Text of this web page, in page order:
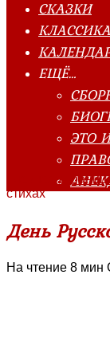
СКАЗКИ
КЛАССИКА
ЕЩЁ…
ЭТО
Главная
стихах
День
На чтение 8 мин